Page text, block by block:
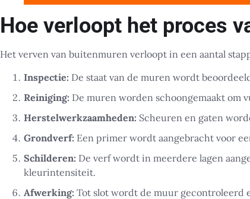
Hoe verloopt het proces
Het verven van buitenmuren verloopt in een aantal
Inspectie: De staat van de muren wordt
Reiniging: De muren worden schoongemaakt om
Herstelwerkzaamheden: Scheuren en gaten
Grondverf: Een primer wordt aangebracht voor
Schilderen: De verf wordt in meerdere lagen
kleurintensiteit.
Afwerking: Tot slot wordt de muur gecontroleerd